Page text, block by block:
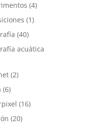
(4)
(1)
(40)
acuática
(2)
(6)
(16)
(20)